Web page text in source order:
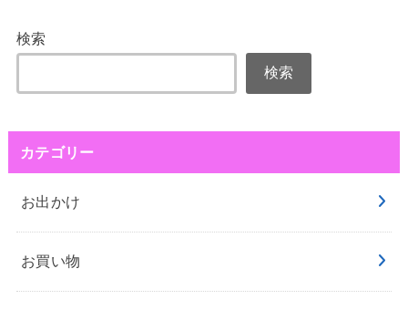
検索
検索
カテゴリー
お出かけ
お買い物